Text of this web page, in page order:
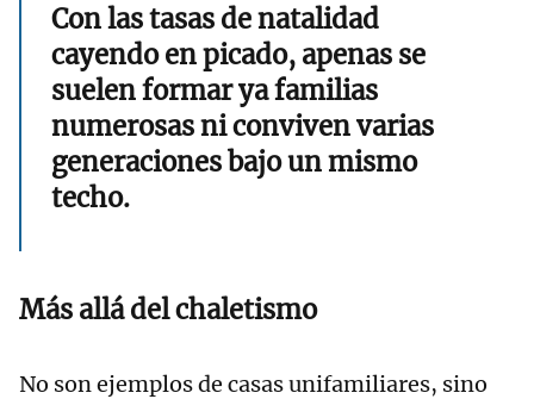
Con las tasas de natalidad
cayendo en picado, apenas se
suelen formar ya familias
numerosas ni conviven varias
generaciones bajo un mismo
techo.
Más allá del chaletismo
No son ejemplos de casas unifamiliares, sino